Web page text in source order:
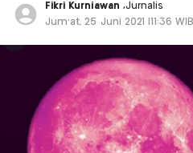
Fikri Kurniawan ,Jurnalis
Jum'at, 25 Juni 2021 |11:36 WIB